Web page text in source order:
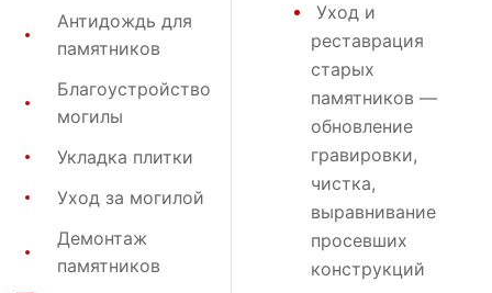
Антидождь для
памятников
Благоустройство
могилы
Укладка плитки
Уход за могилой
Демонтаж
памятников
Уход и
реставрация
старых
памятников —
обновление
гравировки,
чистка,
выравнивание
просевших
конструкций